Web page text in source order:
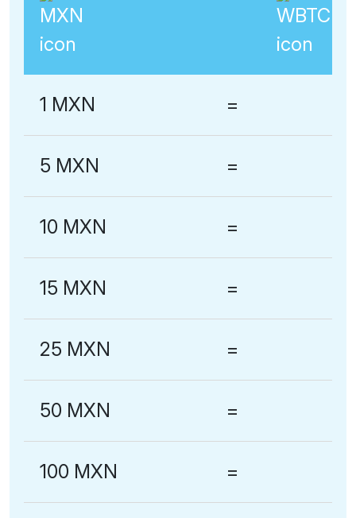
1 MXN =
5 MXN =
10 MXN =
15 MXN =
25 MXN =
50 MXN =
100 MXN =